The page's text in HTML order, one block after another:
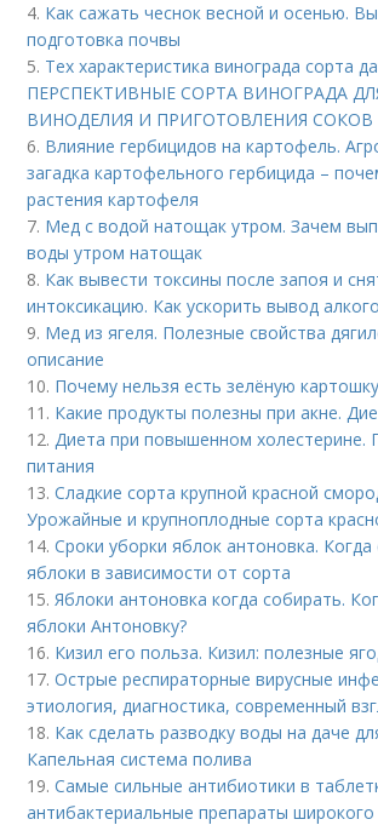
4. Как сажать чеснок весной и осенью.
подготовка почвы
5. Тех характеристика винограда сорта
ПЕРСПЕКТИВНЫЕ СОРТА ВИНОГРАДА
ВИНОДЕЛИЯ И ПРИГОТОВЛЕНИЯ СОКОВ
6. Влияние гербицидов на картофель.
загадка картофельного гербицида –
растения картофеля
7. Мед с водой натощак утром. Зачем
воды утром натощак
8. Как вывести токсины после запоя и
интоксикацию. Как ускорить вывод
9. Мед из ягеля. Полезные свойства
описание
10. Почему нельзя есть зелёную
11. Какие продукты полезны при акне.
12.Диета при повышенном холестерине.
питания
13.Сладкие сорта крупной красной
Урожайные и крупноплодные сорта
14.Сроки уборки яблок антоновка. Когда
яблоки в зависимости от сорта
15.Яблоки антоновка когда собирать.
яблоки Антоновку?
16. Кизил его польза. Кизил: полезные
17.Острые респираторные вирусные
этиология, диагностика, современный
18. Как сделать разводку воды на даче
Капельная система полива
19.Самые сильные антибиотики в
антибактериальные препараты широкого